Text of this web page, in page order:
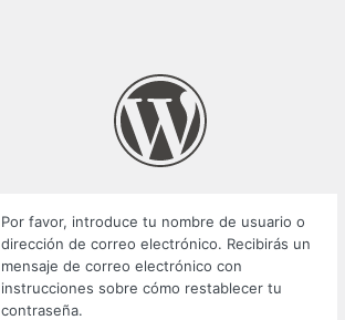
Por favor, introduce tu nombre de usuario o
dirección de correo electrónico. Recibirás un
mensaje de correo electrónico con
instrucciones sobre cómo restablecer tu
contraseña.